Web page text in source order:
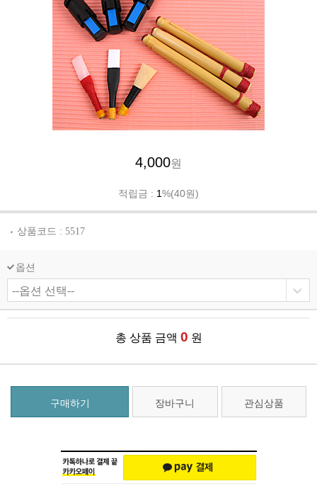
4,000원
적립금 : 1%(40원)
상품코드 : 5517
옵션
총 상품 금액 0 원
구매하기 장바구니 관심상품